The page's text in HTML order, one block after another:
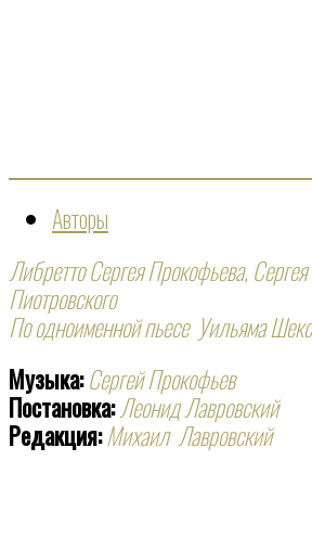
Авторы
Либретто Сергея Прокофьева,
Пиотровского
По одноименной пьесе Уильяма
Музыка:Сергей Прокофьев
Постановка:Леонид Лавровский
Редакция:Михаил Лавровский